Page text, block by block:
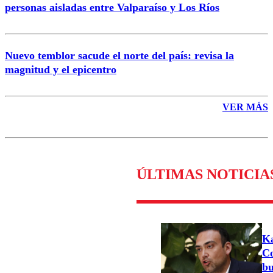
personas aisladas entre Valparaíso y Los Ríos
Nuevo temblor sacude el norte del país: revisa la
magnitud y el epicentro
VER MÁS
ÚLTIMAS